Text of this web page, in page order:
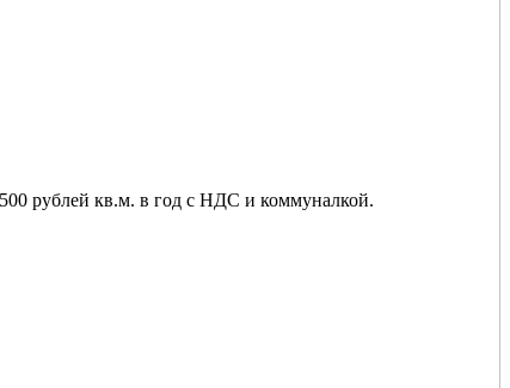
рублей кв.м. в год с НДС и коммуналкой.